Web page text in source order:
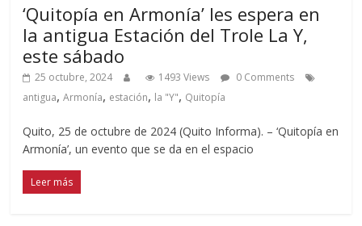
‘Quitopía en Armonía’ les espera en
la antigua Estación del Trole La Y,
este sábado
25 octubre, 2024 1493 Views
0 Comments
antigua,Armonía, estación, la "Y", Quitopía
Quito, 25 de octubre de 2024 (Quito Informa). – ‘Quitopía en
Armonía’, un evento que se da en el espacio
Leer más